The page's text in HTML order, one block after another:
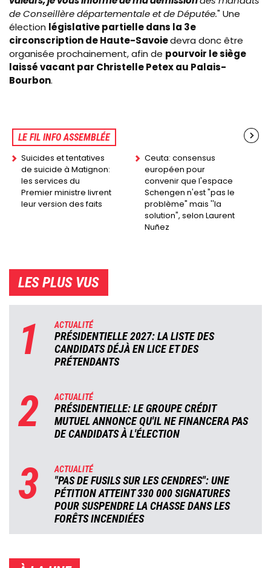
de Conseillère départementale et de Députée." Une
élection législative partielle dans la 3e
circonscription de Haute-Savoiedevra donc être
organisée prochainement, afin de pourvoir le siège
laissé vacant par Christelle Petex au Palais-
Bourbon.
LE FIL INFO ASSEMBLÉE
Suicides et tentatives
de suicide à Matignon:
les services du
Premier ministre livrent
leur version des faits
Ceuta: consensus
européen pour
convenir que l'espace
Schengen n'est "pas le
problème" mais ''la
solution", selon Laurent
Nuñez
LES PLUS VUS
1 ACTUALITÉ
PRÉSIDENTIELLE 2027: LA LISTE DES
CANDIDATS DÉJÀ EN LICE ET DES
PRÉTENDANTS
2 ACTUALITÉ
PRÉSIDENTIELLE: LE GROUPE CRÉDIT
MUTUEL ANNONCE QU'IL NE FINANCERA PAS
DE CANDIDATS À L'ÉLECTION
3 ACTUALITÉ
"PAS DE FUSILS SUR LES CENDRES": UNE
PÉTITION ATTEINT 330 000 SIGNATURES
POUR SUSPENDRE LA CHASSE DANS LES
FORÊTS INCENDIÉES